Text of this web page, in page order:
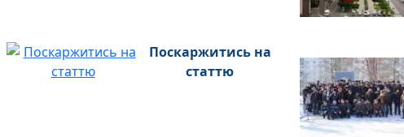
Поскаржитись на
статтю